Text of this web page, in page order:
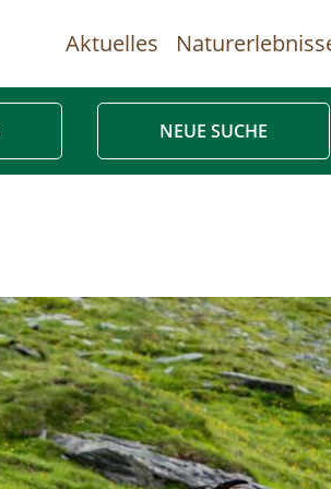
Aktuelles
NEUE SUCHE